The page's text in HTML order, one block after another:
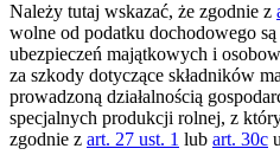
Należy tutaj wskazać, że zgodnie z
wolne od podatku dochodowego
ubezpieczeń majątkowych i
za szkody dotyczące składników
prowadzoną działalnością
specjalnych produkcji rolnej, z
zgodnie z art. 27 ust. 1 lub art. 30c